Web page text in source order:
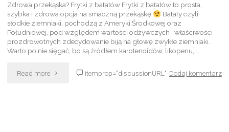
Zdrowa przekąska? Frytki z batatów Frytki z batatów to prosta,
szybka i zdrowa opcja na smaczną przekąskę
Bataty czyli
słodkie ziemniaki, pochodzą z Ameryki Środkowej oraz
Południowej, pod względem wartości odżywczych i właściwości
prozdrowotnych zdecydowanie biją na głowę zwykłe ziemniaki.
Warto po nie sięgać, bo są źródłem karotenoidów, likopenu, …
Read more itemprop="discussionURL" Dodaj komentarz